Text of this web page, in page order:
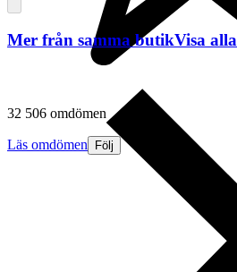
32 506 omdömen
Läs omdömen Följ
Mer från samma butikVisa alla